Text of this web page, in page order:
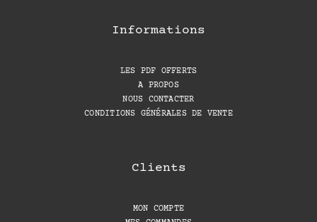
Informations
LES PDF OFFERTS
A PROPOS
NOUS CONTACTER
CONDITIONS GÉNÉRALES DE VENTE
Clients
MON COMPTE